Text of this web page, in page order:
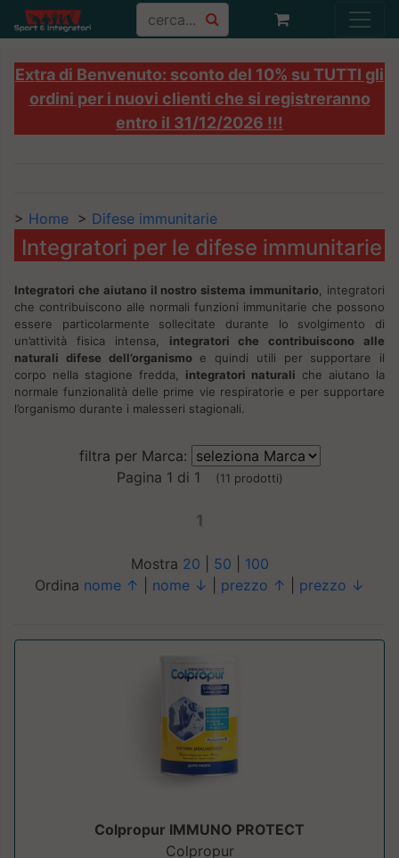
Extra di Benvenuto: sconto del 10% su TUTTI gli
ordini per i nuovi clienti che si registreranno
entro il 31/12/2026 !!!
> Home > Difese immunitarie
Integratori per le difese immunitarie
Integratori che aiutano il nostro sistema immunitario , integratori
che contribuiscono alle normali funzioni immunitarie che possono
essere particolarmente sollecitate durante lo svolgimento di
un’attività fisica intensa, integratori che contribuiscono alle
naturali difese dell’organismoe quindi utili per supportare il
corpo nella stagione fredda, integratori naturali che aiutano la
normale funzionalità delle prime vie respiratorie e per supportare
l’organismo durante i malesseri stagionali.
filtra per Marca:
Pagina 1 di 1
(11 prodotti)
1
Mostra 20 50
100
Ordina nome ↑ nome ↓ prezzo ↑ prezzo ↓
Colpropur IMMUNO PROTECT
Colpropur